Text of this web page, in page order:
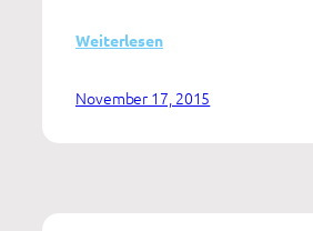
Weiterlesen:
buss
November 17, 2015